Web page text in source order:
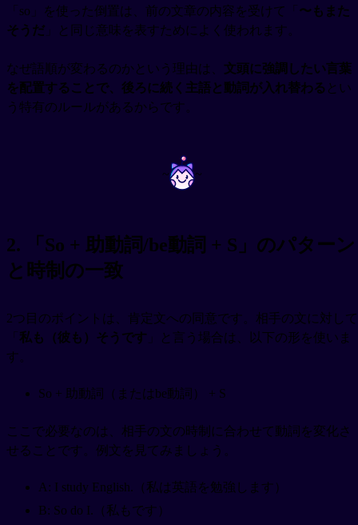
「so」を使った倒置は、前の文章の内容を受けて「 〜もまた
そうだ 」と同じ意味を表すためによく使われます。
なぜ語順が変わるのかという理由は、 文頭に強調したい言葉
を配置することで、後ろに続く主語と動詞が入れ替わる とい
う特有のルールがあるからです。
~ ~
2. 「So + 助動詞/be動詞 + S」のパターン
と時制の一致
2つ目のポイントは、肯定文への同意です。相手の文に対して
私も（彼も）そうです 」と言う場合は、以下の形を使いま
す。
So + 助動詞（またはbe動詞） + S
ここで必要なのは、相手の文の時制に合わせて動詞を変化さ
せることです。例文を見てみましょう。
A: I study English.（私は英語を勉強します）
B: So do I.（私もです）